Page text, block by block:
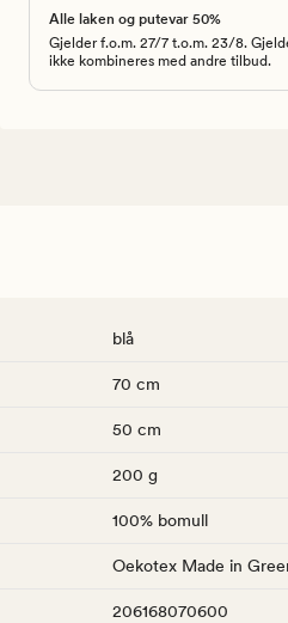
Alle laken og putevar 50%
Gjelder f.o.m. 27/7 t.o.m. 23/8.
ikke kombineres med andre tilbud.
blå
70 cm
50 cm
200 g
100% bomull
Oekotex Made in
206168070600